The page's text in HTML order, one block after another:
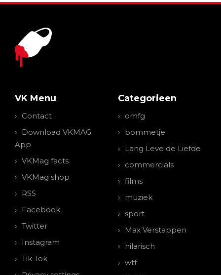
VK Menu
Contact
Download VKMAG
App
VKMag facts
VKMag shop
RSS
Facebook
Twitter
Instagram
Tik Tok
Categorieen
omfg
bommetje
Lang Leve de Liefde
commercials
films
muziek
sport
Max Verstappen
hilarisch
wtf